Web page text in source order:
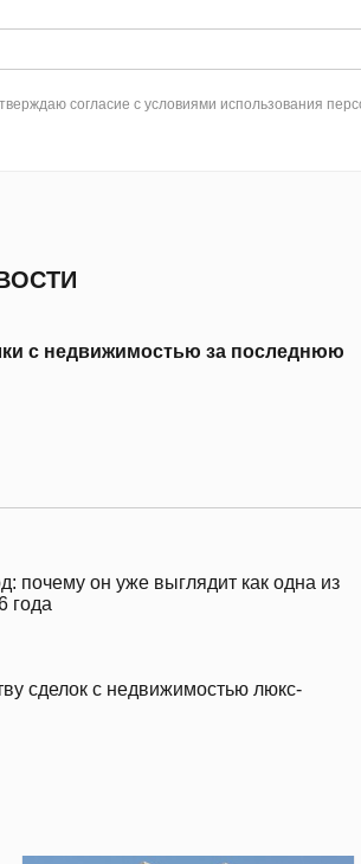
согласие с условиями использования
с недвижимостью за последнюю
почему он уже выглядит как одна из
года
сделок с недвижимостью люкс-